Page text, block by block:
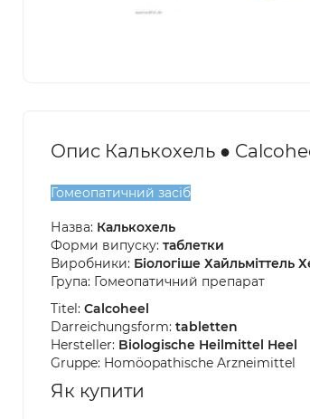
Опис Калькохель ●
Гомеопатичний засіб
Назва: Калькохель
Форми випуску: таблетки
Виробники: Біологіше Хайльміттель
Група: Гомеопатичний препарат
Titel: Calcoheel
Darreichungsform: tabletten
Hersteller: Biologische Heilmittel Heel
Gruppe: Homöopathische Arzneimittel
Як купити